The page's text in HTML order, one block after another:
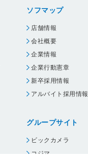
ソフマップ
店舗情報
会社概要
企業情報
企業行動憲章
新卒採用情報
アルバイト採用情報
グループサイト
ビックカメラ
コジマ